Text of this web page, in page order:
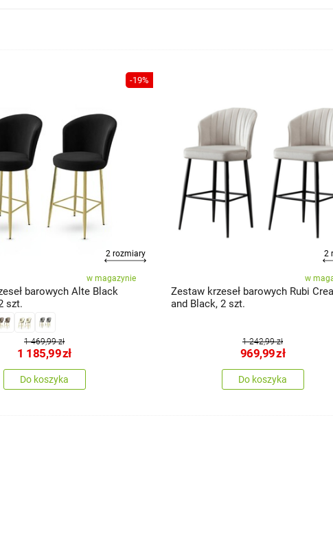
-19%
2 rozmiary
w magazynie
barowych Alte Black
szt.
1 469,99 zł
1 185,99zł
Do koszyka
2
w
Zestaw krzeseł barowych Rubi
and Black, 2 szt.
1 242,99 zł
969,99zł
Do koszyka